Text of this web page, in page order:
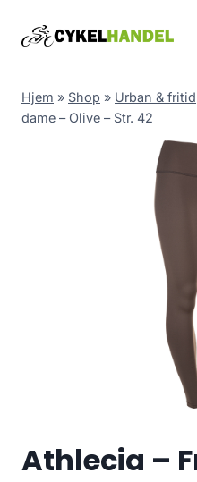
Hjem » Shop » Urban & fritid
dame – Olive – Str. 42
Athlecia –